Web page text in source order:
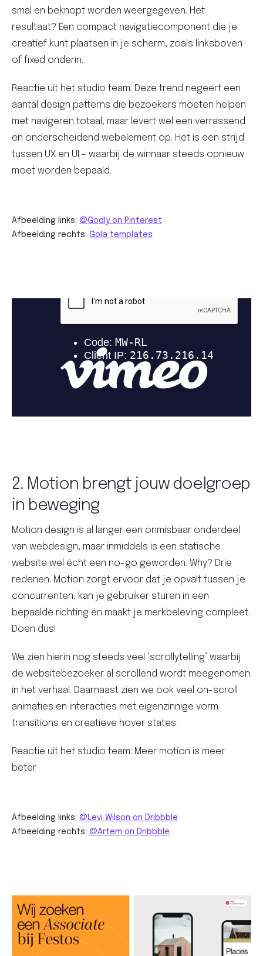
smal en beknopt worden weergegeven. Het
resultaat? Een compact navigatiecomponent die je
creatief kunt plaatsen in je scherm, zoals linksboven
of fixed onderin.
Reactie uit het studio team: Deze trend negeert een
aantal design patterns die bezoekers moeten helpen
met navigeren totaal, maar levert wel een verrassend
en onderscheidend webelement op. Het is een strijd
tussen UX en UI - waarbij de winnaar steeds opnieuw
moet worden bepaald.
Afbeelding links: @Godly on Pinterest
Afbeelding rechts: Gola templates
2. Motion brengt jouw doelgroep
in beweging
Motion design is al langer een onmisbaar onderdeel
van webdesign, maar inmiddels is een statische
website wel écht een no-go geworden. Why? Drie
redenen. Motion zorgt ervoor dat je opvalt tussen je
concurrenten, kan je gebruiker sturen in een
bepaalde richting én maakt je merkbeleving compleet.
Doen dus!
We zien hierin nog steeds veel ‘scrollytelling’ waarbij
de websitebezoeker al scrollend wordt meegenomen
in het verhaal. Daarnaast zien we ook veel on-scroll
animaties en interacties met eigenzinnige vorm
transitions en creatieve hover states.
Reactie uit het studio team: Meer motion is meer
beter
Afbeelding links: @Levi Wilson on Dribbble
Afbeelding rechts: @Artem on Dribbble